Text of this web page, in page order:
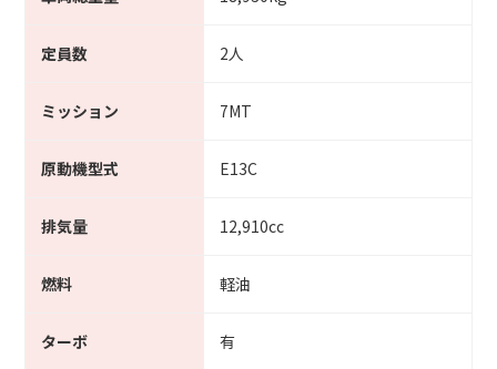
定員数 2人
ミッション 7MT
原動機型式 E13C
排気量 12,910cc
燃料 軽油
ターボ 有